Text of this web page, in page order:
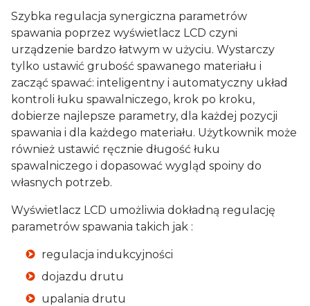
Szybka regulacja synergiczna parametrów
spawania poprzez wyświetlacz LCD czyni
urządzenie bardzo łatwym w użyciu. Wystarczy
tylko ustawić grubość spawanego materiału i
zacząć spawać: inteligentny i automatyczny układ
kontroli łuku spawalniczego, krok po kroku,
dobierze najlepsze parametry, dla każdej pozycji
spawania i dla każdego materiału. Użytkownik może
również ustawić ręcznie długość łuku
spawalniczego i dopasować wygląd spoiny do
własnych potrzeb.
Wyświetlacz LCD umożliwia dokładną regulację
parametrów spawania takich jak :
regulacja indukcyjności
dojazdu drutu
upalania drutu